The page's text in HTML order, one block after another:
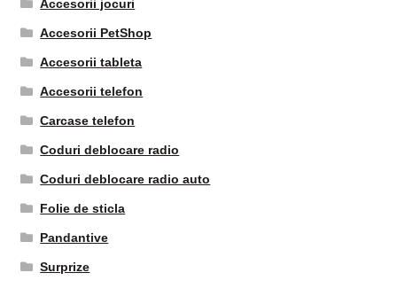
Accesorii jocuri
Accesorii PetShop
Accesorii tableta
Accesorii telefon
Carcase telefon
Coduri deblocare radio
Coduri deblocare radio auto
Folie de sticla
Pandantive
Surprize